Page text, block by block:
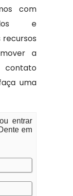
com
e
recursos
a
uma
entrar
em